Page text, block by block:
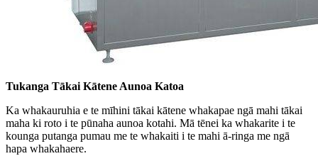
Tukanga Tākai Kātene Aunoa Katoa
Ka whakauruhia e te mīhini tākai kātene whakapae ngā mahi tākai
maha ki roto i te pūnaha aunoa kotahi. Mā tēnei ka whakarite i te
kounga putanga pumau me te whakaiti i te mahi ā-ringa me ngā
hapa whakahaere.